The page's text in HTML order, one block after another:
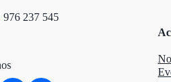
976 237 545